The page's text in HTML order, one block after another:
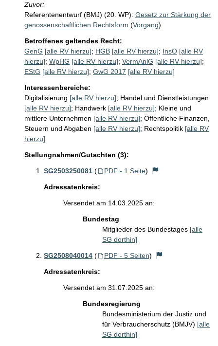
Zuvor:
Referentenentwurf (BMJ) (20. WP): Gesetz zur Stärkung der
genossenschaftlichen Rechtsform (Vorgang)
Betroffenes geltendes Recht:
GenG [alle RV hierzu]; HGB [alle RV hierzu]; InsO [alle RV
hierzu]; WpHG [alle RV hierzu]; VermAnlG [alle RV hierzu];
EStG [alle RV hierzu]; GwG 2017 [alle RV hierzu]
Interessenbereiche:
Digitalisierung [alle RV hierzu]; Handel und Dienstleistungen
[alle RV hierzu]; Handwerk [alle RV hierzu]; Kleine und
mittlere Unternehmen [alle RV hierzu]; Öffentliche Finanzen,
Steuern und Abgaben [alle RV hierzu]; Rechtspolitik [alle RV
hierzu]
Stellungnahmen/Gutachten (3):
SG2503250081 ( PDF - 1 Seite)
Adressatenkreis:
Versendet am 14.03.2025 an:
Bundestag
Mitglieder des Bundestages [alle
SG dorthin]
SG2508040014 ( PDF - 5 Seiten)
Adressatenkreis:
Versendet am 31.07.2025 an:
Bundesregierung
Bundesministerium der Justiz und
für Verbraucherschutz (BMJV) [alle
SG dorthin]